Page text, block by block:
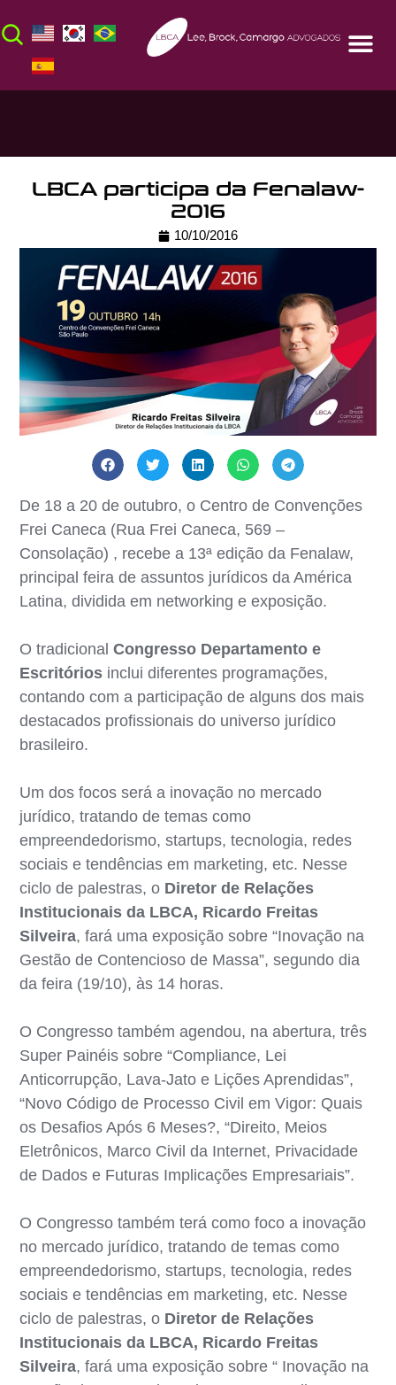
LBCA participa da Fenalaw-
2016
10/10/2016
De 18 a 20 de outubro, o Centro de Convenções
Frei Caneca (Rua Frei Caneca, 569 –
Consolação) , recebe a 13ª edição da Fenalaw,
principal feira de assuntos jurídicos da América
Latina, dividida em networking e exposição.
O tradicionalCongresso Departamento e
Escritórios inclui diferentes programações,
contando com a participação de alguns dos mais
destacados profissionais do universo jurídico
brasileiro.
Um dos focos será a inovação no mercado
jurídico, tratando de temas como
empreendedorismo, startups, tecnologia, redes
sociais e tendências em marketing, etc. Nesse
ciclo de palestras, o Diretor de Relações
Institucionais da LBCA, Ricardo Freitas
Silveira, fará uma exposição sobre “Inovação na
Gestão de Contencioso de Massa”, segundo dia
da feira (19/10), às 14 horas.
O Congresso também agendou, na abertura, três
Super Painéis sobre “Compliance, Lei
Anticorrupção, Lava-Jato e Lições Aprendidas”,
“Novo Código de Processo Civil em Vigor: Quais
os Desafios Após 6 Meses?, “Direito, Meios
Eletrônicos, Marco Civil da Internet, Privacidade
de Dados e Futuras Implicações Empresariais”.
O Congresso também terá como foco a inovação
no mercado jurídico, tratando de temas como
empreendedorismo, startups, tecnologia, redes
sociais e tendências em marketing, etc. Nesse
ciclo de palestras, o Diretor de Relações
Institucionais da LBCA, Ricardo Freitas
Silveira, fará uma exposição sobre “ Inovação na